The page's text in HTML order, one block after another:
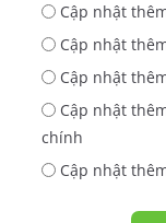
Cập nhật
Cập nhật
Cập nhật
Cập nhật
chính
Cập nhật